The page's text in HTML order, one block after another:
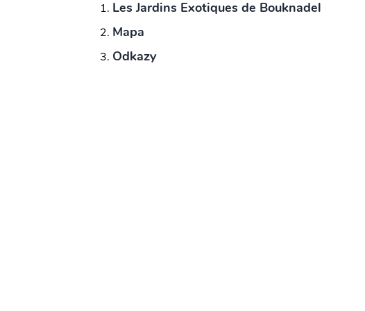
Les Jardins Exotiques de Bouknadel
Mapa
Odkazy